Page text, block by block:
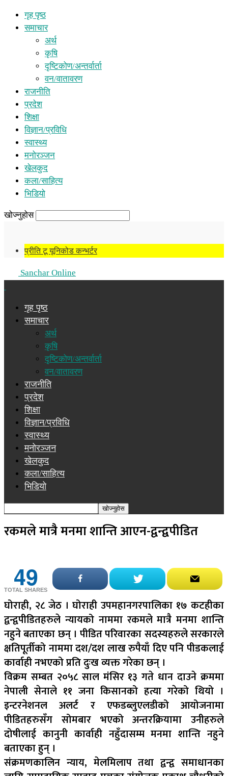
गृह पृष्ठ
समाचार
अर्थ
कृषि
दृष्टिकोण/अन्तर्वार्ता
वन/वातावरण
राजनीति
प्रदेश
शिक्षा
विज्ञान/प्रविधि
स्वास्थ्य
मनोरञ्जन
खेलकुद
कला/साहित्य
भिडियो
खोज्नुहोस
प्रीति टू यूनिकोड कन्भर्टर
Sanchar Online
गृह पृष्ठ
समाचार
अर्थ
कृषि
दृष्टिकोण/अन्तर्वार्ता
वन/वातावरण
राजनीति
प्रदेश
शिक्षा
विज्ञान/प्रविधि
स्वास्थ्य
मनोरञ्जन
खेलकुद
कला/साहित्य
भिडियो
रकमले मात्रै मनमा शान्ति आएन-द्वन्द्वपीडित
49
TOTAL SHARES
घोराही, २८ जेठ । घोराही उपमहानगरपालिका १७ कटहीका
द्वन्द्वपीडितहरुले न्यायको नाममा रकमले मात्रै मनमा शान्ति
नहुने बताएका छन् । पीडित परिवारका सदस्यहरुले सरकारले
क्षतिपूर्तीको नाममा दश/दश लाख रुपैयाँ दिए पनि पीडकलाई
कार्वाही नभएको प्रति दुःख व्यक्त गरेका छन् ।
विक्रम सम्बत २०५८ साल मंसिर १३ गते धान दाउने क्रममा
नेपाली सेनाले ११ जना किसानको हत्या गरेको थियो ।
इन्टरनेशनल अलर्ट र एफडब्लुएलडीको आयोजनामा
पीडितहरुसँग सोमबार भएको अन्तरक्रियामा उनीहरुले
दोषीलाई कानुनी कार्वाही नहुँदासम्म मनमा शान्ति नहुने
बताएका हुन् ।
संक्रमणकालिन न्याय, मेलमिलाप तथा द्वन्द्व समाधानका